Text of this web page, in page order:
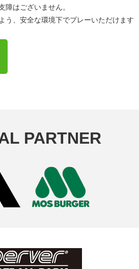
はございません。
う、安全な環境下でプレーいただけます
PARTNER